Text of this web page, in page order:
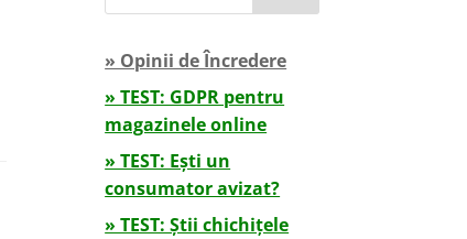
» Opinii de Încredere
» TEST: GDPR pentru
magazinele online
» TEST: Ești un
consumator avizat?
» TEST: Știi chichițele